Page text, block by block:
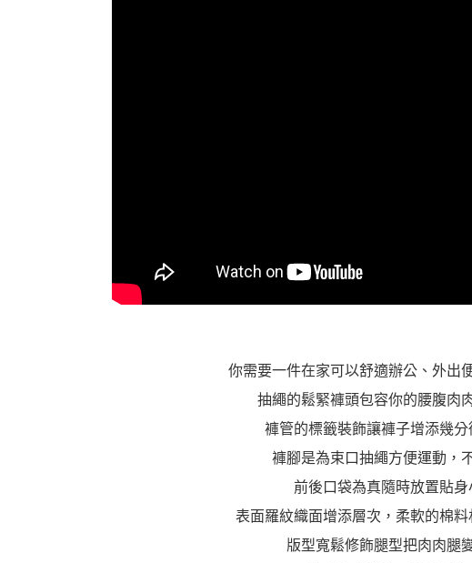
你需要一件在家可以舒適辦公、外出
抽繩的鬆緊褲頭包容你的腰腹肉
褲管的標籤裝飾讓褲子增添幾分
褲腳是為束口抽繩方便運動，
前後口袋為真隨時放置貼身
表面羅紋織面增添層次，柔軟的棉料
版型寬鬆修飾腿型把肉肉腿